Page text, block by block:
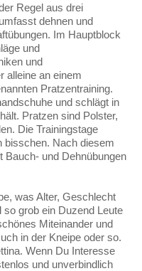
Regel aus drei
dehnen und
Im Hauptblock
und
und
alleine an einem
Pratzentraining.
und schlägt in
Pratzen sind Polster,
Die Trainingstage
bisschen. Nach diesem
Bauch- und Dehnübungen
was Alter, Geschlecht
grob ein Duzend Leute
Miteinander und
in der Kneipe oder so.
Wenn Du Interesse
und unverbindlich